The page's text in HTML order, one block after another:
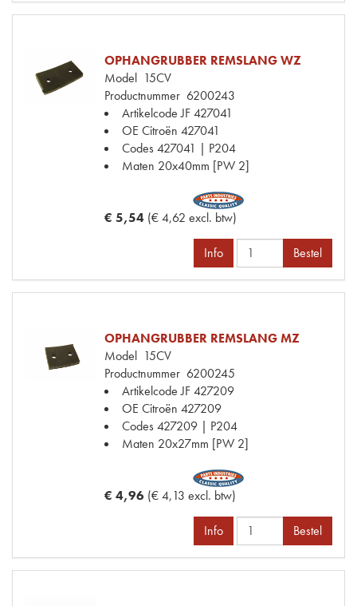
OPHANGRUBBER REMSLANG WZ
Model 15CV
Productnummer 6200243
Artikelcode JF427041
OE Citroën 427041
Codes427041 | P204
Maten 20x40mm [PW 2]
€ 5,54 (€ 4,62 excl. btw)
Info Bestel
OPHANGRUBBER REMSLANG MZ
Model 15CV
Productnummer 6200245
Artikelcode JF427209
OE Citroën 427209
Codes427209 | P204
Maten 20x27mm [PW 2]
€ 4,96 (€ 4,13 excl. btw)
Info Bestel